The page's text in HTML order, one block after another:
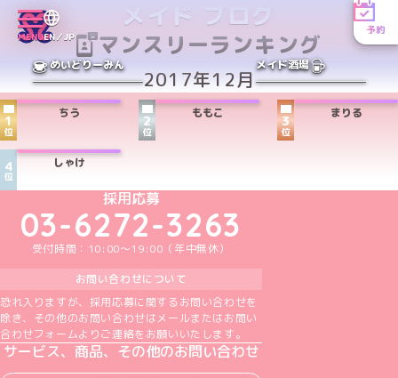
MENUEN／JP
予約
めいどりーみん メイド酒場
メイド ブログ
マンスリーランキング
2017年12月
1
位
ちう
2
位
ももこ
3
位
まりる
4
位
しゃけ
めいどりーみんTikTok公式アカウント
めいどりーみんX公式アカウント
めいどりーみんInstagram公式アカウント
めいどりーみんFacebook公式アカウン
めいどりーみんYouTube公式アカ
採用応募
03-6272-3263
受付時間：10:00～19:00（年中無休）
お問い合わせについて
恐れ入りますが、採用応募に関するお問い合わせを
除き、その他のお問い合わせはメールまたはお問い
合わせフォームよりご連絡をお願いいたします。
サービス、商品、その他のお問い合わせ